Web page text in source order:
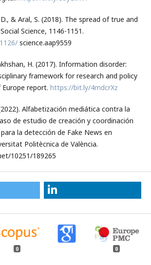
& Aral, S. (2018). The spread of true and
Science, 1146-1151.
science.aap9559
H. (2017). Information disorder:
framework for research and policy
Europe report. https://bit.ly/4mdcrXz
Alfabetización mediática contra la
de estudio de creación y coordinación
la detección de Fake News en
Politècnica de València.
10251/189265
0 0